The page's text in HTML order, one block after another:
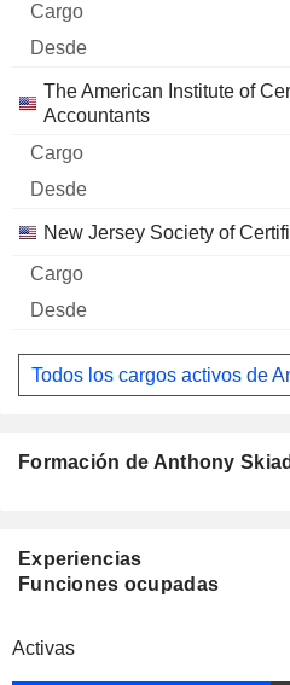
The American Institute of
Accountants
New Jersey Society of
Todos los cargos activos de
Formación de Anthony
Experiencias
Funciones ocupadas
Activas